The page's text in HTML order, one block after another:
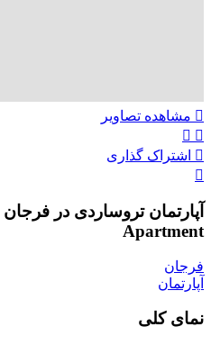
مشاهده تصاویر
اشتراک گذاری
Apartment
فرجان
آپارتمان
نمای کلی